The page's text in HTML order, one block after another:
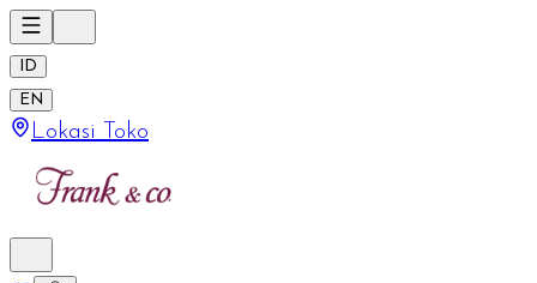
ID
EN
Lokasi Toko